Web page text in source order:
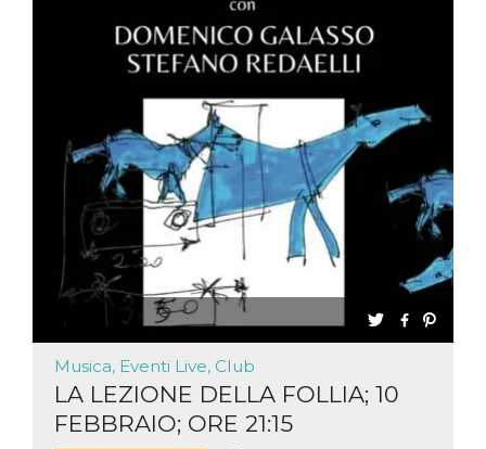
Musica, Eventi Live, Club
LA LEZIONE DELLA FOLLIA; 10
FEBBRAIO; ORE 21:15